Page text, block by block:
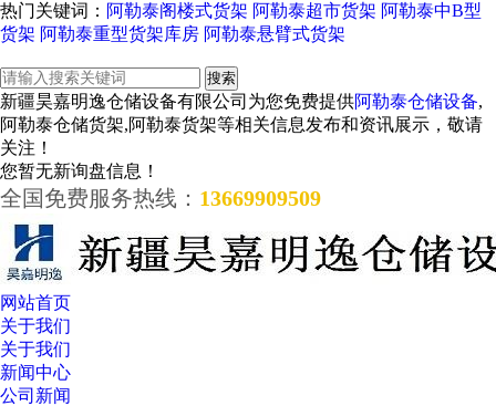
热门关键词： 阿勒泰阁楼式货架 阿勒泰超市货架 阿勒泰中B型
货架 阿勒泰重型货架库房 阿勒泰悬臂式货架
新疆昊嘉明逸仓储设备有限公司为您免费提供阿勒泰仓储设备,
阿勒泰仓储货架,阿勒泰货架等相关信息发布和资讯展示，敬请
关注！
您暂无新询盘信息！
全国免费服务热线： 13669909509
网站首页
关于我们
关于我们
新闻中心
公司新闻